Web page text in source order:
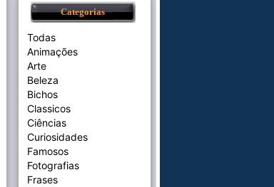
Categorias
Todas
Animações
Arte
Beleza
Bichos
Classicos
Ciências
Curiosidades
Famosos
Fotografias
Frases